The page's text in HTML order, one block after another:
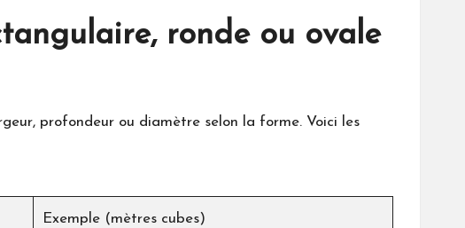
ronde ou ovale
profondeur ou diamètre selon la forme. Voici les
Exemple (mètres cubes)